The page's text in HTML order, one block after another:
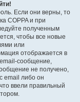
Если они верны, то
COPPA и при
полученным
чтобы все новые
или
отображается в
сообщение,
не получено,
email либо он
ввели правильный